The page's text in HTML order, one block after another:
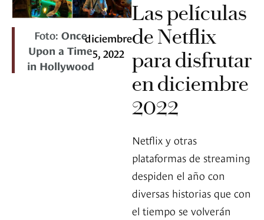
Foto: Once
Upon a Time
in Hollywood
diciembre
5, 2022
Las películas
de Netflix
para disfrutar
en diciembre
2022
Netflix y otras
plataformas de streaming
despiden el año con
diversas historias que con
el tiempo se volverán